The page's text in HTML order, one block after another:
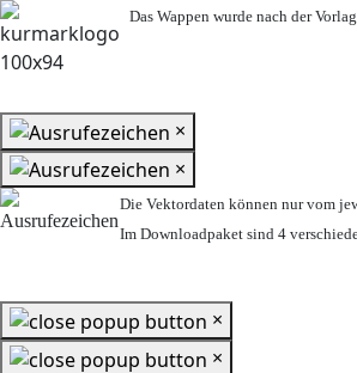
Das Wappen wurde nach der
×
×
Die Vektordaten können nur vom
Im Downloadpaket sind 4
×
×